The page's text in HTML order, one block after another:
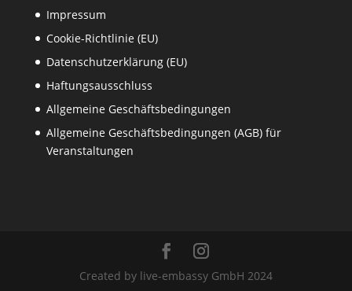
Impressum
Cookie-Richtlinie (EU)
Datenschutzerklärung (EU)
Haftungsausschluss
Allgemeine Geschäftsbedingungen
Allgemeine Geschäftsbedingungen (AGB) für
Veranstaltungen
Created by live-embassy GmbH 2024